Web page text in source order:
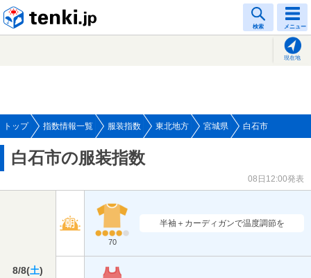
検索 メニュー
現在地
トップ 指数情報一覧 服装指数 東北地方 宮城県 白石市
白石市の服装指数
08日12:00発表
8/8(土)
70
半袖＋カーディガンで温度調節を